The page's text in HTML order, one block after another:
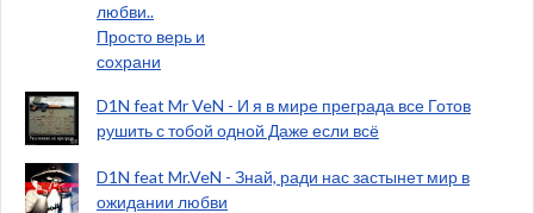
любви..
Просто верь и
сохрани
D1N feat Mr VeN - И я в мире преграда все Готов
рушить с тобой одной Даже если всё
D1N feat Mr.VeN - Знай, ради нас застынет мир в
ожидании любви